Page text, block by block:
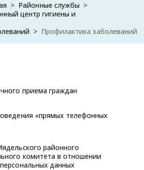
Районные службы
центр гигиены и
Профилактика заболеваний
приема граждан
«прямых телефонных
районного
комитета в отношении
данных